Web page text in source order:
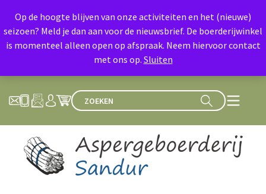
Op de hoogte blijven van onze activiteiten en het (nieuwe)
seizoen? Meld je dan aan voor de nieuwsbrief. De boerderijwinkel
is momenteel alleen open op afspraak. Neem hiervoor contact
met ons op. Sluiten